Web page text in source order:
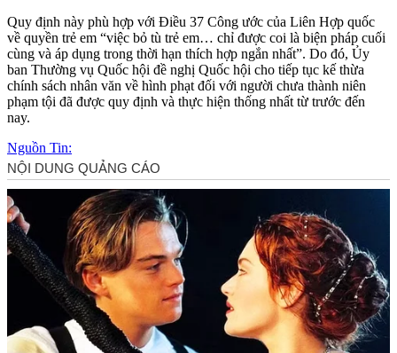
Quy định này phù hợp với Điều 37 Công ước của Liên Hợp quốc
về quyền trẻ em “việc bỏ tù trẻ em… chỉ được coi là biện pháp cuối
cùng và áp dụng trong thời hạn thích hợp ngắn nhất”. Do đó, Ủy
ban Thường vụ Quốc hội đề nghị Quốc hội cho tiếp tục kế thừa
chính sách nhân văn về hình phạt đối với người chưa thành niên
phạm tội đã được quy định và thực hiện thống nhất từ trước đến
nay.
Nguồn Tin: